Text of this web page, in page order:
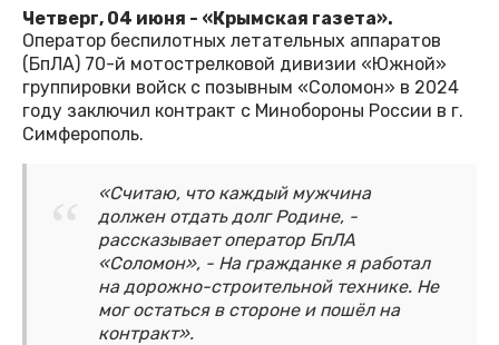
Четверг, 04 июня - «Крымская газета».
Оператор беспилотных летательных аппаратов
(БпЛА) 70-й мотострелковой дивизии «Южной»
группировки войск с позывным «Соломон» в 2024
году заключил контракт с Минобороны России в г.
Симферополь.
«Считаю, что каждый мужчина
должен отдать долг Родине, -
рассказывает оператор БпЛА
«Соломон», - На гражданке я работал
на дорожно-строительной технике. Не
мог остаться в стороне и пошёл на
контракт».